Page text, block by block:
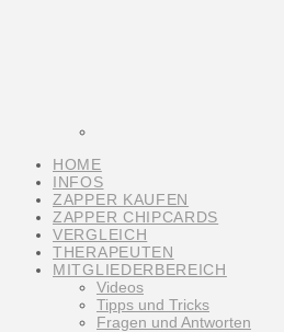
HOME
INFOS
ZAPPER KAUFEN
ZAPPER CHIPCARDS
VERGLEICH
THERAPEUTEN
MITGLIEDERBEREICH
Videos
Tipps und Tricks
Fragen und Antworten